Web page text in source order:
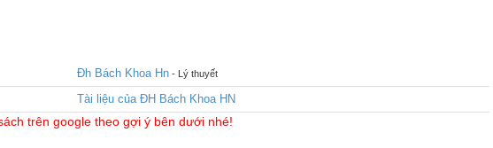
Đh Bách Khoa Hn - Lý thuyết
Tài liệu của ĐH Bách Khoa HN
trên google theo gợi ý bên dưới nhé!